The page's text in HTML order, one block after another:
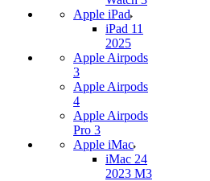
Apple iPad
iPad 11
2025
Apple Airpods
3
Apple Airpods
4
Apple Airpods
Pro 3
Apple iMac
iMac 24
2023 M3